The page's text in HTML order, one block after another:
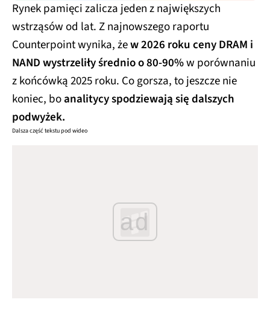
Rynek pamięci zalicza jeden z największych
wstrząsów od lat. Z najnowszego raportu
Counterpoint wynika, żew 2026 roku ceny DRAM i
NAND wystrzeliły średnio o 80-90%w porównaniu
z końcówką 2025 roku. Co gorsza, to jeszcze nie
koniec, boanalitycy spodziewają się dalszych
podwyżek.
Dalsza część tekstu pod wideo
ad